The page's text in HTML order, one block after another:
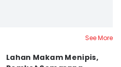
See More
Lahan Makam Menipis,